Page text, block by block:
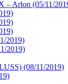
– Arlon (05/11/
2019)
2019)
(08/11/2019)